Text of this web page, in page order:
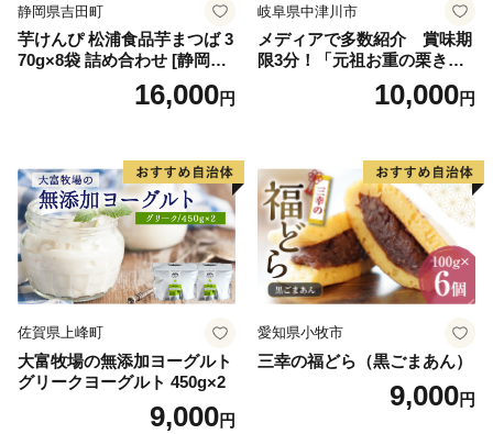
静岡県吉田町
芋けんぴ 松浦食品芋まつば 3
70g×8袋 詰め合わせ [静岡伊
勢丹(松浦食品) 静岡県 吉田町
22424274] 芋ケンピ セット
16,000円
岐阜県中津川市
メディアで多数紹介 賞味期
限3分！「元祖お重の栗きん
とんモンブラン」 【未来の
ご褒美】スイーツ 栗 モンブ
子 菓子 F4N-2298
10,000円
佐賀県上峰町
大富牧場の無添加ヨーグルト
グリークヨーグルト 450g×2
9,000円
愛知県小牧市
三幸の福どら（黒ごまあん）
9,000円